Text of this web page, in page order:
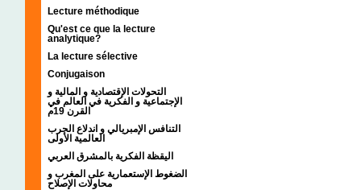
Lecture méthodique
Qu'est ce que la lecture
analytique?
La lecture sélective
Conjugaison
التحولات الإقتصادية و المالية و
الإجتماعية و الفكرية في العالم في
القرن 19م
التنافس الإمبريالي و اندلاع الحرب
العالمية الأولى
اليقظة الفكرية بالمشرق العربي
الضغوط الإستعمارية على المغرب و
محاولات الإصلاح